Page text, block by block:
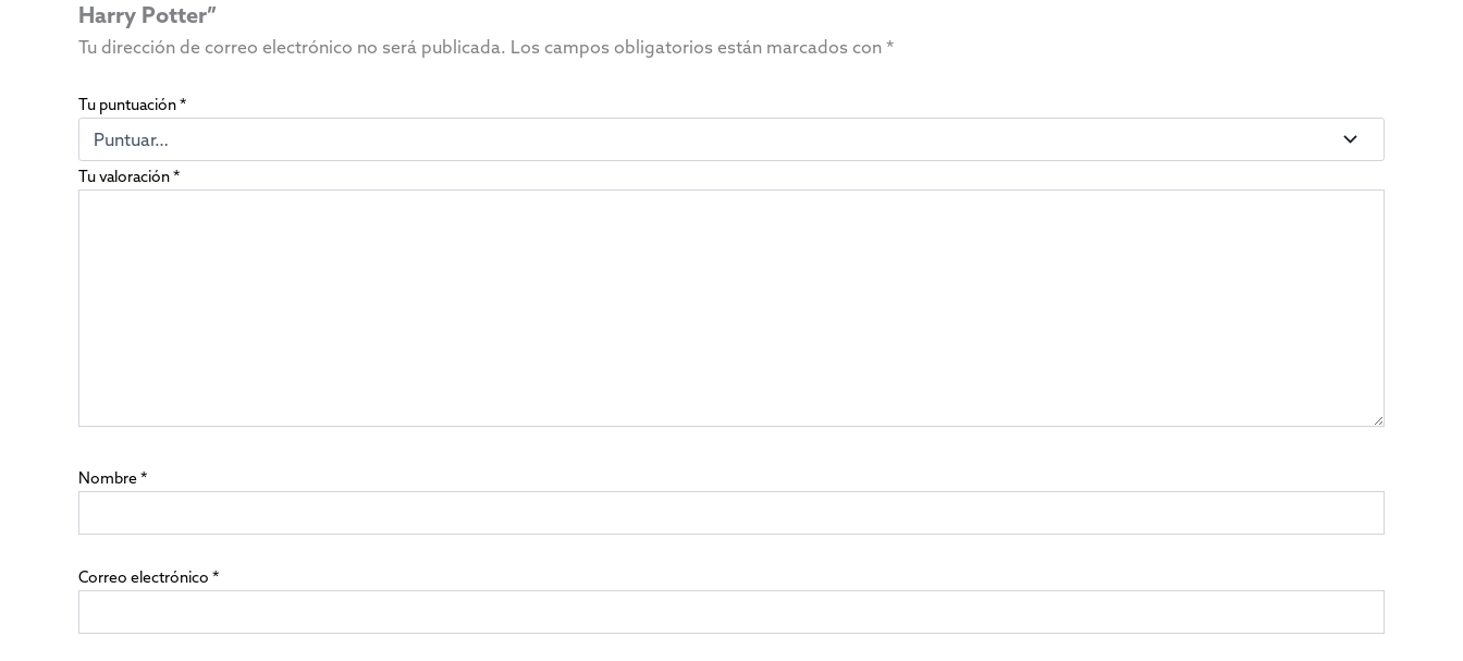
Harry Potter”
Tu dirección de correo electrónico no será publicada. Los campos obligatorios están marcados con *
Tu puntuación*
Tu valoración*
Nombre*
Correo electrónico *